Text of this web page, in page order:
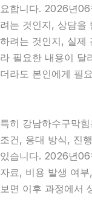
요합니다. 2026년
려는 것인지, 상담을
하려는 것인지, 실제
라 필요한 내용이 달
더라도 본인에게 필
특히 강남하수구막
조건, 응대 방식, 진
있습니다. 2026년
자료, 비용 발생 여
보면 이후 과정에서